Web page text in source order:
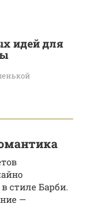
идей для
стиле Барби.
—